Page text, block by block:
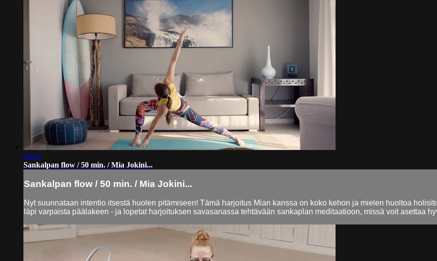
49:22
Sankalpan flow / 50 min. / Mia Jokini...
Sankalpan flow / 50 min. / Mia Jokini...
Nyt suunnataan intentio itsestä huolen pitämiseen! Tämä harjoitus Mian kanssa on koko kehon ja mielen huoltoa
läpi varpaista päälakeen - ja lopetat harjoituksen savasanassa tehtävään sankaplan meditaatioon, missä voit asettaa